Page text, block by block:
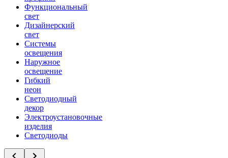
Функциональный
свет
Дизайнерский
свет
Системы
освещения
Наружное
освещение
Гибкий
неон
Светодиодный
декор
Электроустановочные
изделия
Светодиоды